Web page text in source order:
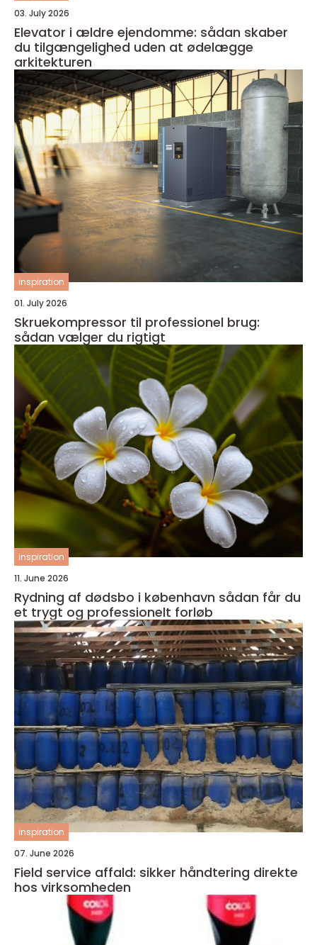
03. July 2026
Elevator i ældre ejendomme: sådan skaber
du tilgængelighed uden at ødelægge
arkitekturen
inspiration
01. July 2026
Skruekompressor til professionel brug:
sådan vælger du rigtigt
inspiration
11. June 2026
Rydning af dødsbo i københavn sådan får du
et trygt og professionelt forløb
inspiration
07. June 2026
Field service affald: sikker håndtering direkte
hos virksomheden